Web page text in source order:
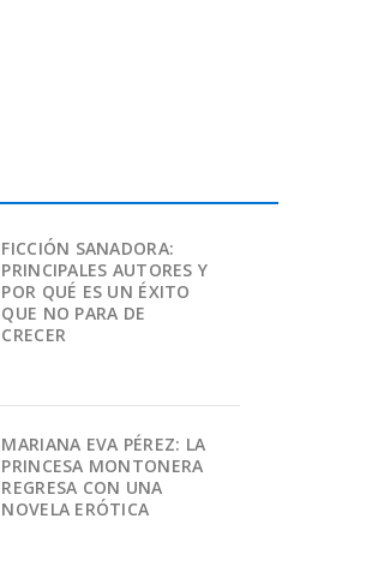
FICCIÓN SANADORA:
PRINCIPALES AUTORES Y
POR QUÉ ES UN ÉXITO
QUE NO PARA DE
CRECER
MARIANA EVA PÉREZ: LA
PRINCESA MONTONERA
REGRESA CON UNA
NOVELA ERÓTICA